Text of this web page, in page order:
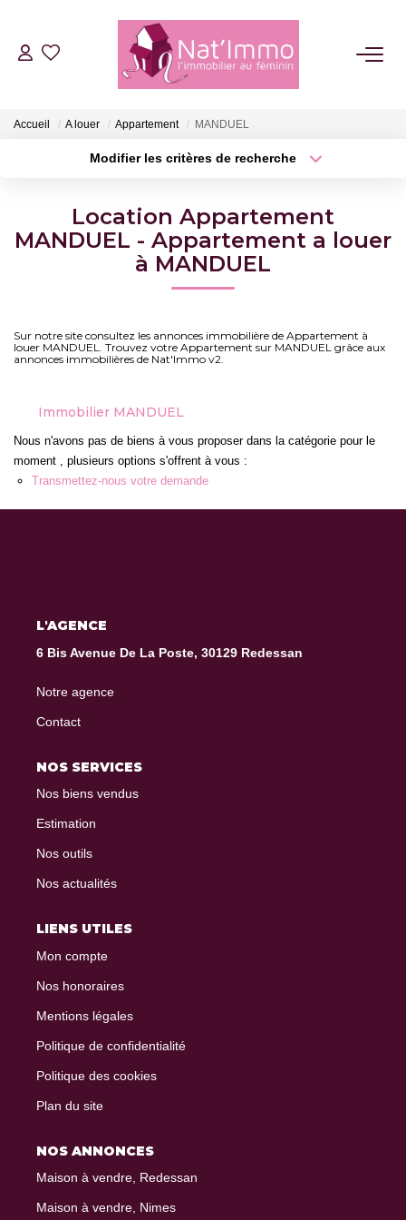
ACHETER
FAIRE GÉRER
Qui Sommes Nous
Nous Rejoindre
CONTACT
Accueil A louer Appartement MANDUEL
Modifier les critères de recherche
Sélectionnez...
Type de bien
Surface min
Location Appartement
MANDUEL - Appartement a louer
à MANDUEL
Sur notre site consultez les annonces immobilière de Appartement à
louer MANDUEL. Trouvez votre Appartement sur MANDUEL grâce aux
annonces immobilières de Nat'Immo v2.
Immobilier MANDUEL
Nous n'avons pas de biens à vous proposer dans la catégorie pour le
moment , plusieurs options s'offrent à vous :
Transmettez-nous votre demande
L'AGENCE
6 Bis Avenue De La Poste, 30129 Redessan
Notre agence
Contact
NOS SERVICES
Nos biens vendus
Estimation
Nos outils
Nos actualités
LIENS UTILES
Mon compte
Nos honoraires
Mentions légales
Politique de confidentialité
Politique des cookies
Plan du site
NOS ANNONCES
Maison à vendre, Redessan
Maison à vendre, Nimes